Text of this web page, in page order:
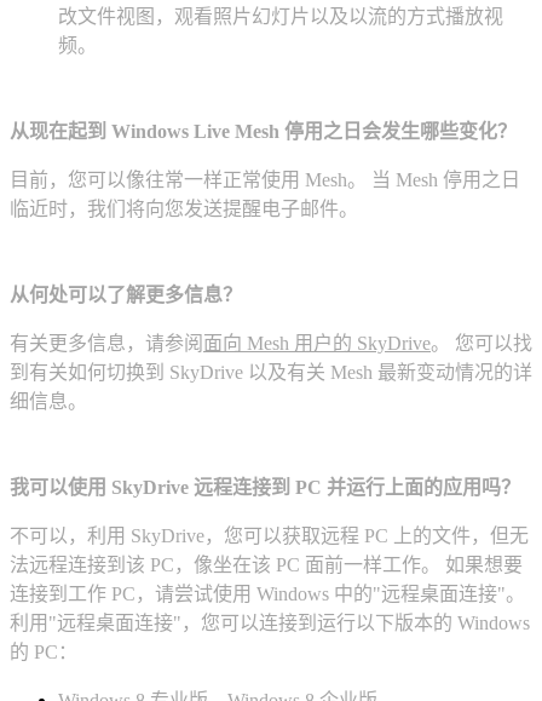
改文件视图，观看照片幻灯片以及以流的方式播放视
频。
从现在起到 Windows Live Mesh 停用之日会发生哪些变化？
目前，您可以像往常一样正常使用 Mesh。 当 Mesh 停用之日
临近时，我们将向您发送提醒电子邮件。
从何处可以了解更多信息？
有关更多信息，请参阅 面向 Mesh 用户的 SkyDrive。 您可以找
到有关如何切换到 SkyDrive 以及有关 Mesh 最新变动情况的详
细信息。
我可以使用 SkyDrive 远程连接到 PC 并运行上面的应用吗？
不可以，利用 SkyDrive，您可以获取远程 PC 上的文件，但无
法远程连接到该 PC，像坐在该 PC 面前一样工作。 如果想要
连接到工作 PC，请尝试使用 Windows 中的"远程桌面连接"。
利用"远程桌面连接"，您可以连接到运行以下版本的 Windows
的 PC：